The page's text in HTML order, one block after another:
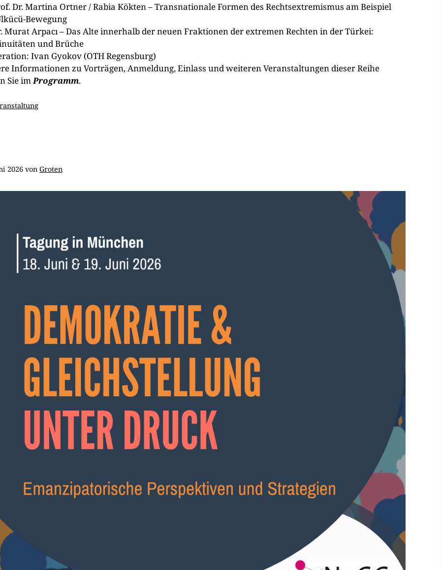
Dr. Martina Ortner / Rabia Kökten – Transnationale Formen des Rechtsextremismus am Beispiel
Bewegung
Murat Arpacı – Das Alte innerhalb der neuen Fraktionen der extremen Rechten in der Türkei:
und Brüche
Ivan Gyokov (OTH Regensburg)
Informationen zu Vorträgen, Anmeldung, Einlass und weiteren Veranstaltungen dieser Reihe
Sie im Programm.
2026 von Groten